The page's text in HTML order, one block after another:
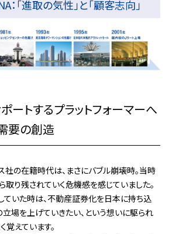
「進取の気性」と「顧客志向」
ートするプラットフォーマーへ
要の創造
社の在籍時代は、まさにバブル崩壊時。当時
取り残されていく危機感を感じていました。
ていた時は、不動産証券化を日本に持ち込
立場を上げていきたい、という想いに駆られ
覚えています。